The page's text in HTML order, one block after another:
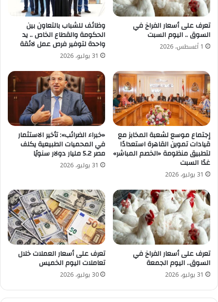
تعرف على أسعار الفراخ في
السوق .. اليوم السبت
1 أغسطس، 2026
وظائف للشباب بالتعاون بين
الحكومة والقطاع الخاص .. يد
واحدة لتوفير فرص عمل لائقة
31 يوليو، 2026
إجتماع موسع لشعبة المخابز مع
قيادات تموين القاهرة استعدادًا
لتطبيق منظومة «الخصم المباشر»
غدًا السبت
31 يوليو، 2026
«خبراء الضرائب»: تأخير الاستثمار
في المحميات الطبيعية يكلف
مصر 5.2 مليار دولار سنويًا
31 يوليو، 2026
تعرف على أسعار الفراخ في
السوق.. اليوم الجمعة
31 يوليو، 2026
تعرف على أسعار العملات خلال
تعاملات اليوم الخميس
30 يوليو، 2026